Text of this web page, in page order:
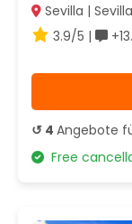
Sevilla | Sevilla
3.9/5 |
↺ 4 Angebote
Free